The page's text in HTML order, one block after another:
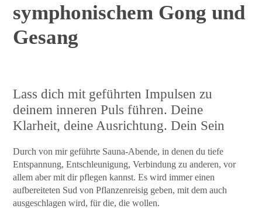
symphonischem Gong und
Gesang
Lass dich mit geführten Impulsen zu
deinem inneren Puls führen. Deine
Klarheit, deine Ausrichtung. Dein Sein
Durch von mir geführte Sauna-Abende, in denen du tiefe
Entspannung, Entschleunigung, Verbindung zu anderen, vor
allem aber mit dir pflegen kannst. Es wird immer einen
aufbereiteten Sud von Pflanzenreisig geben, mit dem auch
ausgeschlagen wird, für die, die wollen.